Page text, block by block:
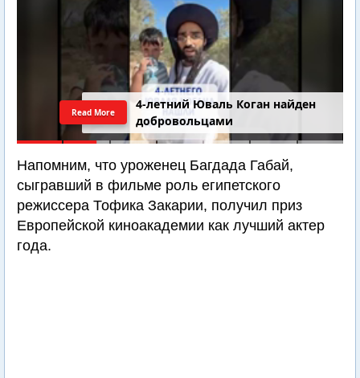
4-летний Юваль Коган найден
добровольцами
Read More
Напомним, что уроженец Багдада Габай,
сыгравший в фильме роль египетского
режиссера Тофика Закарии, получил приз
Европейской киноакадемии как лучший актер
года.